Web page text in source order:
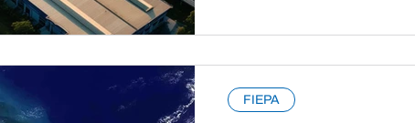
FIEPA